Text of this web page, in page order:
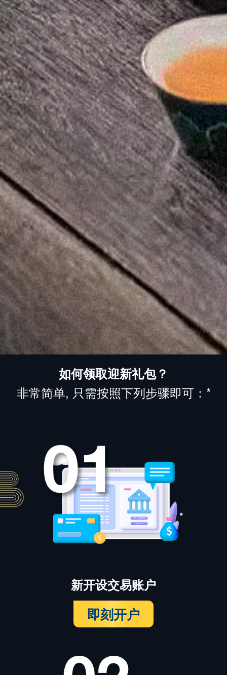
如何领取迎新礼包？
非常简单, 只需按照下列步骤即可：*
新开设交易账户
即刻开户